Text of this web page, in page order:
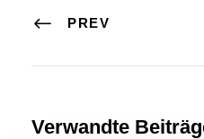
PREV
Verwandte